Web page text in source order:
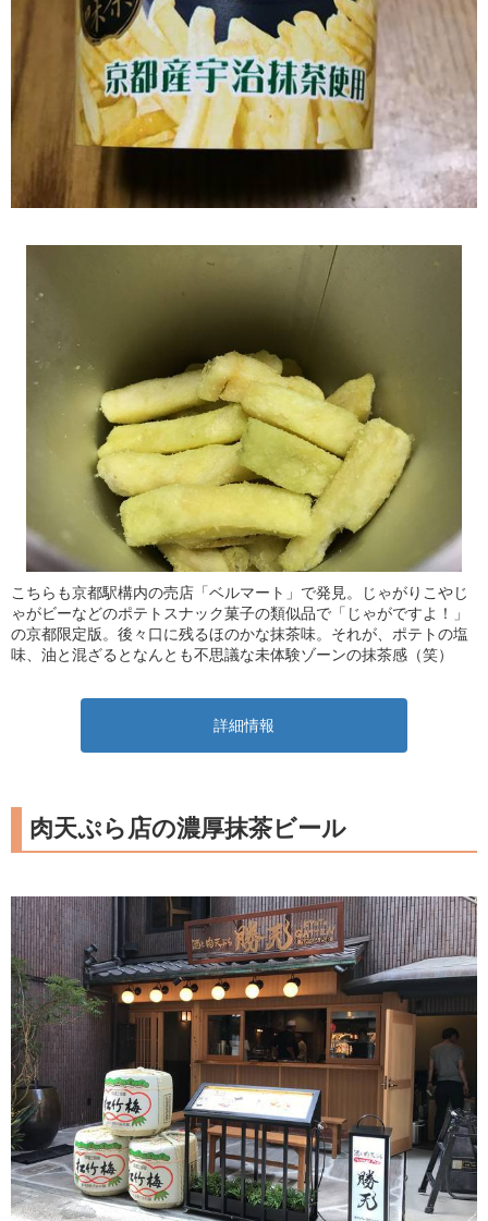
こちらも京都駅構内の売店「ベルマート」で発見。じゃがりこやじ
ゃがビーなどのポテトスナック菓子の類似品で「じゃがですよ！」
の京都限定版。後々口に残るほのかな抹茶味。それが、ポテトの塩
味、油と混ざるとなんとも不思議な未体験ゾーンの抹茶感（笑）
詳細情報
肉天ぷら店の濃厚抹茶ビール